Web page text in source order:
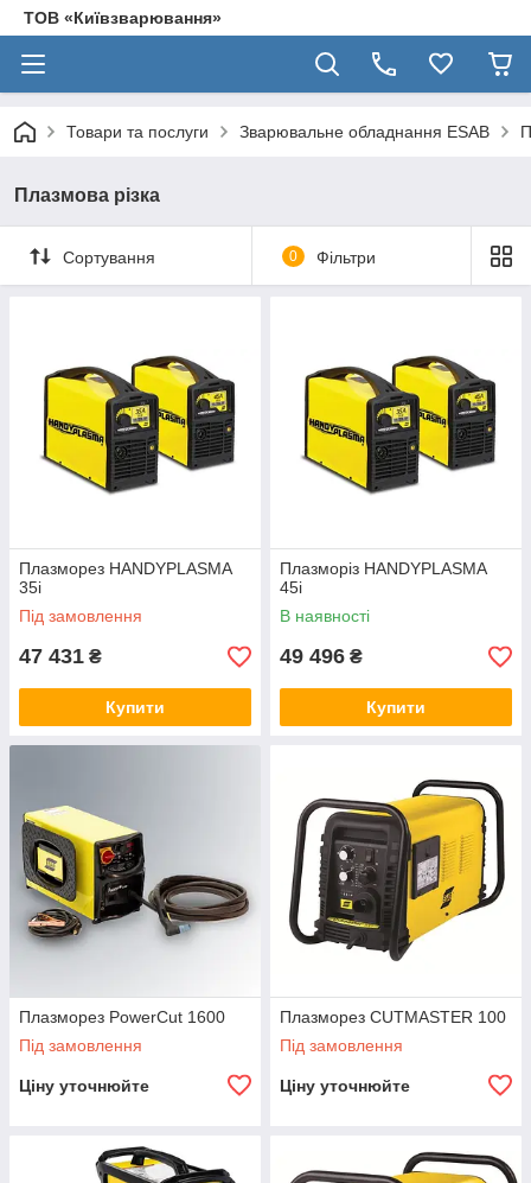
ТОВ «Київзварювання»
Товари та послуги Зварювальне обладнання ESAB
Плазмова різка
Сортування 0 Фільтри
Плазморез HANDYPLASMA
35i
Під замовлення
47 431 ₴
Купити
Плазморіз HANDYPLASMA
45i
В наявності
49 496 ₴
Купити
Плазморез PowerCut 1600
Під замовлення
Ціну уточнюйте
Плазморез CUTMASTER 100
Під замовлення
Ціну уточнюйте